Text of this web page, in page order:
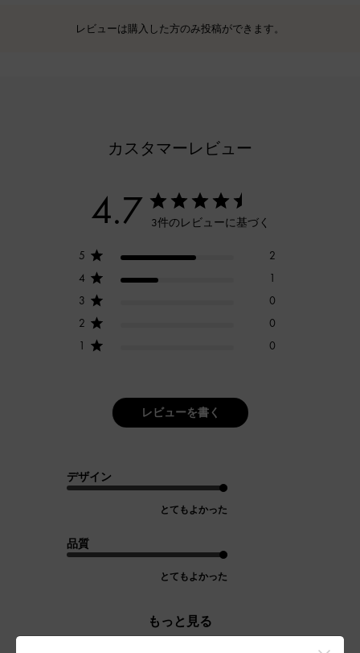
レビューは購入した方のみ投稿ができます。
カスタマーレビュー
4.7 3件のレビューに基づく
5
2
4
1
3
0
2
0
1
0
レビューを書く
デザイン
とてもよかった
品質
とてもよかった
もっと見る